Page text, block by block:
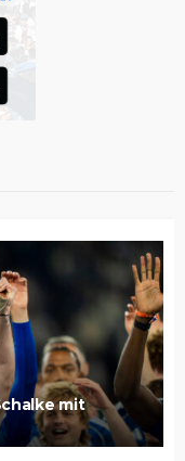
mit